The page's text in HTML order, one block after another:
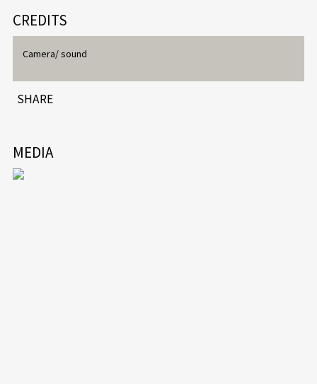
CREDITS
Camera/ sound
SHARE
MEDIA